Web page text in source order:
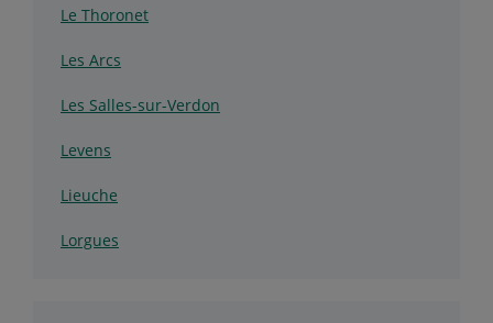
Le Thoronet
Les Arcs
Les Salles-sur-Verdon
Levens
Lieuche
Lorgues